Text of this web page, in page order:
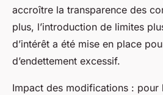
accroître la transparence des
plus, l’introduction de limites
d’intérêt a été mise en place
d’endettement excessif.
Impact des modifications : pour